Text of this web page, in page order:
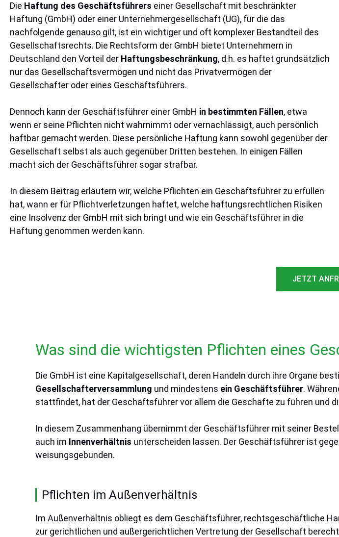
Die Haftung des Geschäftsführers einer Gesellschaft mit beschränkter
Haftung (GmbH) oder einer Unternehmergesellschaft (UG), für die das
nachfolgende genauso gilt, ist ein wichtiger und oft komplexer Bestandteil des
Gesellschaftsrechts. Die Rechtsform der GmbH bietet Unternehmern in
Deutschland den Vorteil der Haftungsbeschränkung, d.h. es haftet grundsätzlich
nur das Gesellschaftsvermögen und nicht das Privatvermögen der
Gesellschafter oder eines Geschäftsführers.
Dennoch kann der Geschäftsführer einer GmbH in bestimmten Fällen, etwa
wenn er seine Pflichten nicht wahrnimmt oder vernachlässigt, auch persönlich
haftbar gemacht werden. Diese persönliche Haftung kann sowohl gegenüber der
Gesellschaft selbst als auch gegenüber Dritten bestehen. In einigen Fällen
macht sich der Geschäftsführer sogar strafbar.
In diesem Beitrag erläutern wir, welche Pflichten ein Geschäftsführer zu erfüllen
hat, wann er für Pflichtverletzungen haftet, welche haftungsrechtlichen Risiken
eine Insolvenz der GmbH mit sich bringt und wie ein Geschäftsführer in die
Haftung genommen werden kann.
JETZT
Was sind die wichtigsten Pflichten eines
Die GmbH ist eine Kapitalgesellschaft, deren Handeln durch ihre Organe
Gesellschafterversammlung und mindestens ein Geschäftsführer.
stattfindet, hat der Geschäftsführer vor allem die Geschäfte zu führen und
In diesem Zusammenhang übernimmt der Geschäftsführer mit seiner
auch im Innenverhältnis unterscheiden lassen. Der Geschäftsführer ist
weisungsgebunden.
Pflichten im Außenverhältnis
Im Außenverhältnis obliegt es dem Geschäftsführer, rechtsgeschäftliche
zur gerichtlichen und außergerichtlichen Vertretung der Gesellschaft